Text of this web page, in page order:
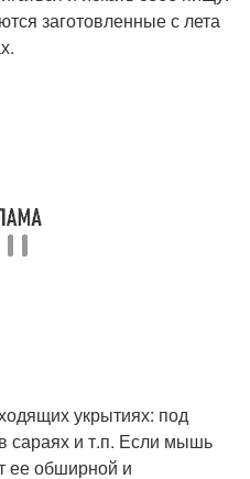
заготовленные с лета
укрытиях: под
сараях и т.п. Если мышь
ее обширной и